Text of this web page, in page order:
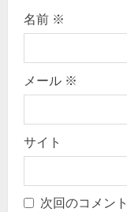
名前 ※
メール ※
サイト
次回のコメン